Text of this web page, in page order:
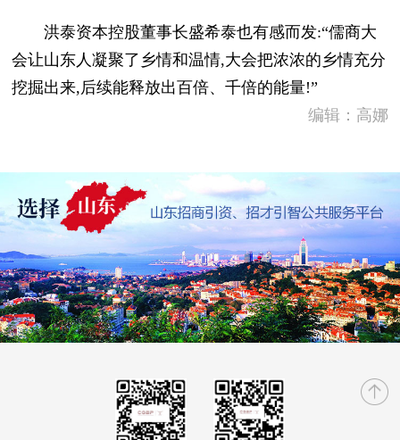
洪泰资本控股董事长盛希泰也有感而发:“儒商大
会让山东人凝聚了乡情和温情,大会把浓浓的乡情充分
挖掘出来,后续能释放出百倍、千倍的能量!”
编辑：高娜